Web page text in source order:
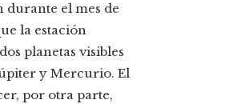
durante el mes de
la estación
planetas visibles
y Mercurio. El
por otra parte,